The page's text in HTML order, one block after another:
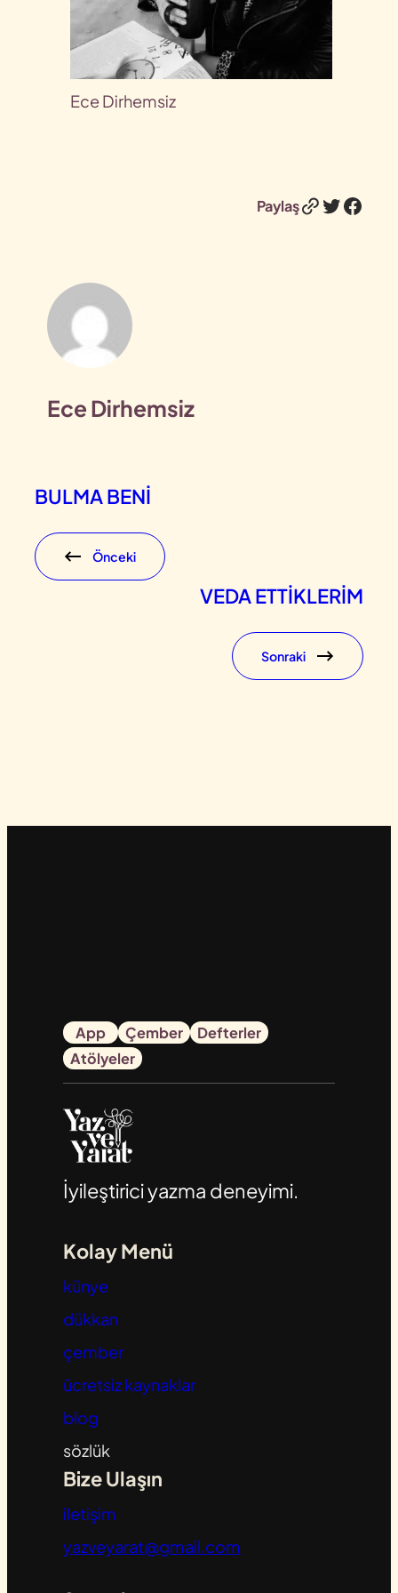
Ece Dirhemsiz
PaylaşBağlantı
Twitter
Ece Dirhemsiz
BULMA BENİ
Önceki
VEDA ETTİKLERİM
Sonraki
App Çember
Defterler
Atölyeler
İyileştirici yazma deneyimi.
Kolay Menü
künye
dükkan
çember
ücretsiz kaynaklar
blog
sözlük
Bize Ulaşın
iletişim
yazveyarat@gmail.com